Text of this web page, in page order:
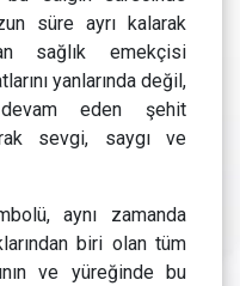
süre ayrı kalarak
sağlık emekçisi
yanlarında değil,
eden şehit
sevgi, saygı ve
aynı zamanda
biri olan tüm
ve yüreğinde bu